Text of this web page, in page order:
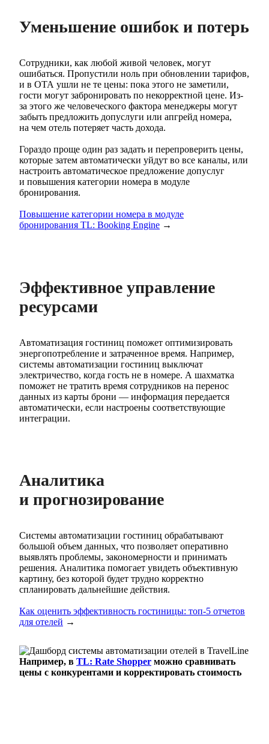
Уменьшение ошибок и потерь
Сотрудники, как любой живой человек, могут
ошибаться. Пропустили ноль при обновлении тарифов,
и в ОТА ушли не те цены: пока этого не заметили,
гости могут забронировать по некорректной цене. Из-
за этого же человеческого фактора менеджеры могут
забыть предложить допуслуги или апгрейд номера,
на чем отель потеряет часть дохода.
Гораздо проще один раз задать и перепроверить цены,
которые затем автоматически уйдут во все каналы, или
настроить автоматическое предложение допуслуг
и повышения категории номера в модуле
бронирования.
Повышение категории номера в модуле
бронирования TL: Booking Engine →
Эффективное управление
ресурсами
Автоматизация гостиниц поможет оптимизировать
энергопотребление и затраченное время. Например,
системы автоматизации гостиниц выключат
электричество, когда гость не в номере. А шахматка
поможет не тратить время сотрудников на перенос
данных из карты брони — информация передается
автоматически, если настроены соответствующие
интеграции.
Аналитика
и прогнозирование
Системы автоматизации гостиниц обрабатывают
большой объем данных, что позволяет оперативно
выявлять проблемы, закономерности и принимать
решения. Аналитика помогает увидеть объективную
картину, без которой будет трудно корректно
спланировать дальнейшие действия.
Как оценить эффективность гостиницы: топ-5 отчетов
для отелей →
Например, в TL: Rate Shopper можно сравнивать
цены с конкурентами и корректировать стоимость